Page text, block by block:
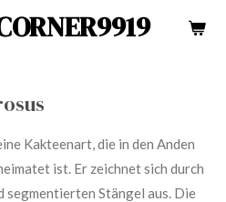
Kakteenart, die in den Anden
ist. Er zeichnet sich durch
segmentierten Stängel aus. Die